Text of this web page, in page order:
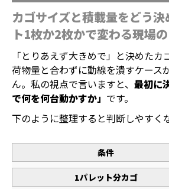
カゴサイズと積載量をどう
ト1枚か2枚かで変わる現場
「とりあえず大きめで」と決めたカ
荷物量と合わずに動線を潰すケース
ん。私の視点で言いますと、 最初に
で何を何台動かすか」 です。
下のように整理すると判断しやすく
条件
1パレット分カゴ